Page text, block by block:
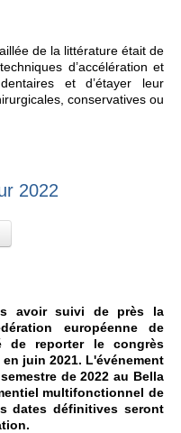
de la littérature était de
d’accélération et
et d’étayer leur
conservatives ou
2022
avoir suivi de près la
européenne de
de reporter le congrès
juin 2021. L'événement
de 2022 au Bella
multifonctionnel de
dates définitives seront